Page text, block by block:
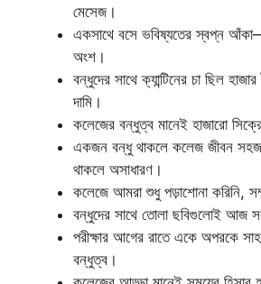
মেসেজ।
একসাথে বসে ভবিষ্যতের স্বপ্ন
অংশ।
বন্ধুদের সাথে ক্যান্টিনের চা ছিল
দামি।
কলেজের বন্ধুত্ব মানেই হাজারো
একজন বন্ধু থাকলে কলেজ জীবন
থাকলে অসাধারণ।
কলেজে আমরা শুধু পড়াশোনা করিনি,
বন্ধুদের সাথে তোলা ছবিগুলোই আজ
পরীক্ষার আগের রাতে একে অপরকে
বন্ধুত্ব।